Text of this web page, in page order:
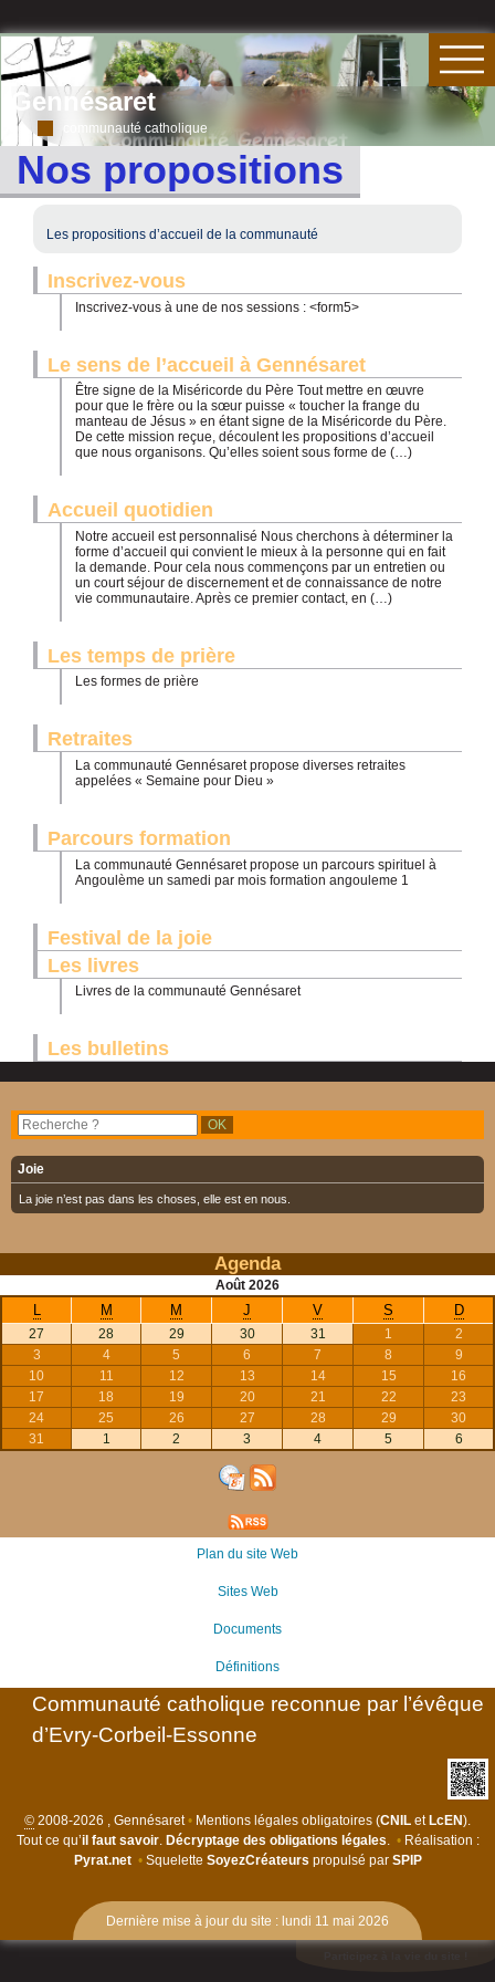
Gennésaret
communauté catholique
Nos propositions
Les propositions d’accueil de la communauté
Inscrivez-vous
Inscrivez-vous à une de nos sessions : <form5>
Le sens de l’accueil à Gennésaret
Être signe de la Miséricorde du Père Tout mettre en œuvre
pour que le frère ou la sœur puisse « toucher la frange du
manteau de Jésus » en étant signe de la Miséricorde du Père.
De cette mission reçue, découlent les propositions d’accueil
que nous organisons. Qu’elles soient sous forme de (…)
Accueil quotidien
Notre accueil est personnalisé Nous cherchons à déterminer la
forme d’accueil qui convient le mieux à la personne qui en fait
la demande. Pour cela nous commençons par un entretien ou
un court séjour de discernement et de connaissance de notre
vie communautaire. Après ce premier contact, en (…)
Les temps de prière
Les formes de prière
Retraites
La communauté Gennésaret propose diverses retraites
appelées « Semaine pour Dieu »
Parcours formation
La communauté Gennésaret propose un parcours spirituel à
Angoulème un samedi par mois formation angouleme 1
Festival de la joie
Les livres
Livres de la communauté Gennésaret
Les bulletins
Joie
La joie n’est pas dans les choses, elle est en nous.
Agenda
Août 2026
M M J V S D
27 28 29 30 31 1
2
3
4 5 6 7 8
9
10
11 12 13 14 15
16
17
18 19 20 21 22
23
24
25 26 27 28 29
30
31
1 2 3 4 5 6
Plan du site Web
Sites Web
Documents
Définitions
Communauté catholique reconnue par l’évêque
d’Evry-Corbeil-Essonne
© 2008-2026 , Gennésaret • Mentions légales obligatoires (CNIL et LcEN).
Tout ce qu’il faut savoir. Décryptage des obligations légales. • Réalisation :
Pyrat.net •Squelette SoyezCréateurs propulsé par SPIP
Dernière mise à jour du site : lundi 11 mai 2026